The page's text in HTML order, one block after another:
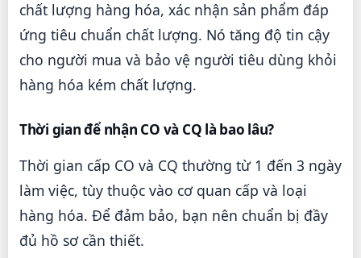
chất lượng hàng hóa, xác nhận sản phẩm đáp
ứng tiêu chuẩn chất lượng. Nó tăng độ tin cậy
cho người mua và bảo vệ người tiêu dùng khỏi
hàng hóa kém chất lượng.
Thời gian để nhận CO và CQ là bao lâu?
Thời gian cấp CO và CQ thường từ 1 đến 3 ngày
làm việc, tùy thuộc vào cơ quan cấp và loại
hàng hóa. Để đảm bảo, bạn nên chuẩn bị đầy
đủ hồ sơ cần thiết.